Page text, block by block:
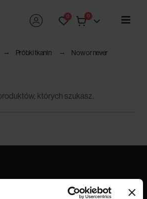
0 0
Próbki tkanin Now or never
których szukasz.